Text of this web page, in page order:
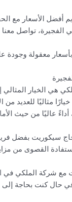
أفضل الأسعار مع
الفجيرة، تواصل
معقولة وجودة
هي الخيار
مثاليًا للعديد
عاليًا من حيث
سيكوريت بفضل
القصوى من
مع شركة الملكي في
حال كنت بحاجة